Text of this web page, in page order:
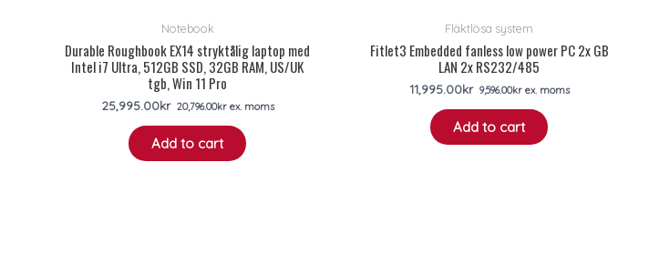
Notebook
Durable Roughbook EX14 stryktålig laptop med
Intel i7 Ultra, 512GB SSD, 32GB RAM, US/UK
tgb, Win 11 Pro
25,995.00kr 20,796.00krex. moms
Add to cart
Fläktlösa system
Fitlet3 Embedded fanless low power PC 2x GB
LAN 2x RS232/485
11,995.00kr 9,596.00krex. moms
Add to cart